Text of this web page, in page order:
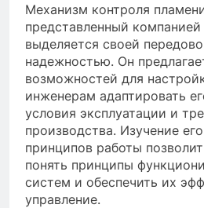
Механизм контроля
представленный компанией
выделяется своей
надежностью. Он
возможностей для
инженерам адаптировать
условия эксплуатации и
производства. Изучение
принципов работы
понять принципы
систем и обеспечить их
управление.